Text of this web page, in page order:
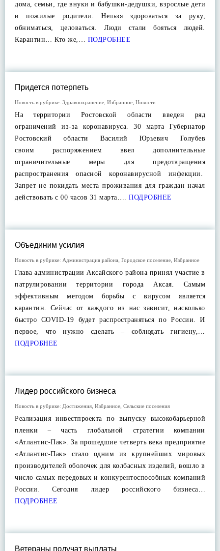
дома, семьи, где внуки и бабушки-дедушки, взрослые дети
и пожилые родители. Нельзя здороваться за руку,
обниматься, целоваться. Люди стали бояться людей.
Карантин… Кто же,… ПОДРОБНЕЕ
Придется потерпеть
Новость в рубрике: Здравоохранение Избранное Новости
На территории Ростовской области введен ряд
ограничений из-за коронавируса. 30 марта Губернатор
Ростовский области Василий Юрьевич Голубев
своим распоряжением ввел дополнительные
ограничительные меры для предотвращения
распространения опасной коронавирусной инфекции.
Запрет не покидать места проживания для граждан начал
действовать с 00 часов 31 марта…. ПОДРОБНЕЕ
Объединим усилия
Новость в рубрике: Администрация района Городское поселение Избранное
Глава администрации Аксайского района принял участие в
патрулировании территории города Аксая. Самым
эффективным методом борьбы с вирусом является
карантин. Сейчас от каждого из нас зависит, насколько
быстро COVID-19 будет распространяться по России. И
первое, что нужно сделать – соблюдать гигиену,…
ПОДРОБНЕЕ
Лидер российского бизнеса
Новость в рубрике: Достижения Избранное Сельские поселения
Реализация инвестпроекта по выпуску высокобарьерной
пленки – часть глобальной стратегии компании
«Атлантис-Пак». За прошедшие четверть века предприятие
«Атлантис-Пак» стало одним из крупнейших мировых
производителей оболочек для колбасных изделий, вошло в
число самых передовых и конкурентоспособных компаний
России. Сегодня лидер российского бизнеса…
ПОДРОБНЕЕ
Ветераны получат выплаты